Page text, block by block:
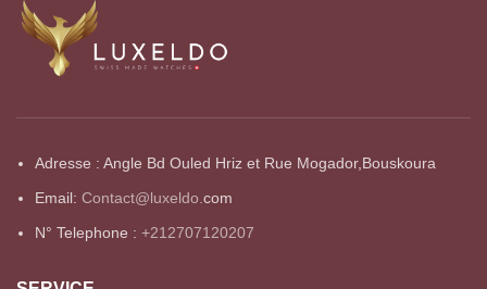
Adresse : Angle Bd Ouled Hriz et Rue Mogador,Bouskoura
Email: Contact@luxeldo. com
N° Telephone : +212707120207